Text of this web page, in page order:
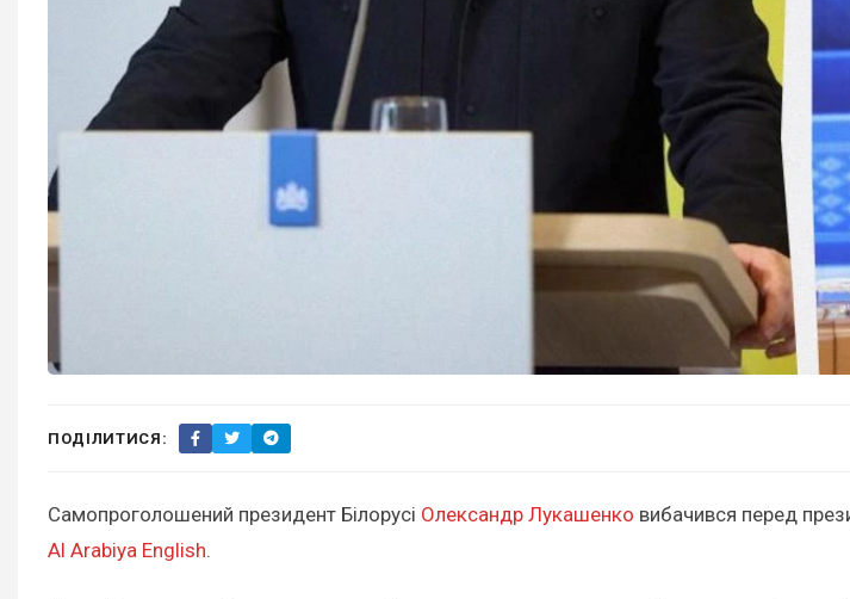
ПОДІЛИТИСЯ:
Самопроголошений президент Білорусі Олександр Лукашенко вибачився перед
Al Arabiya English.